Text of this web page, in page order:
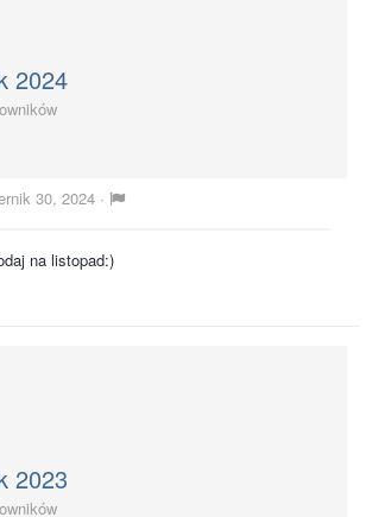
2024
30, 2024 ·
na listopad:)
2023